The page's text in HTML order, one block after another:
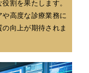
割を果たします。
高度な診療業務に
向上が期待されま